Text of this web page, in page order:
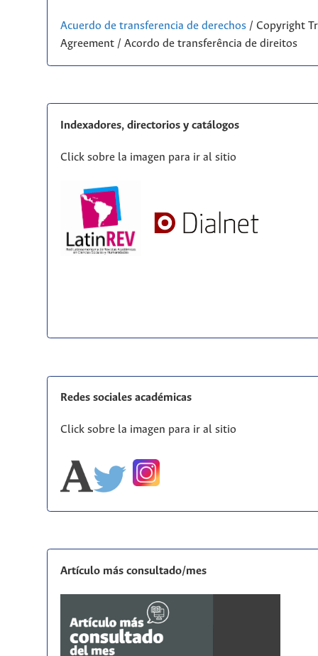
Acuerdo de transferencia de derechos/ Copyright
Agreement / Acordo de transferência de direitos
Indexadores, directorios y catálogos
Click sobre la imagen para ir al sitio
Redes sociales académicas
Click sobre la imagen para ir al sitio
Artículo más consultado/mes